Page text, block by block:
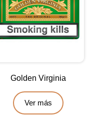
Golden Virginia
Ver más